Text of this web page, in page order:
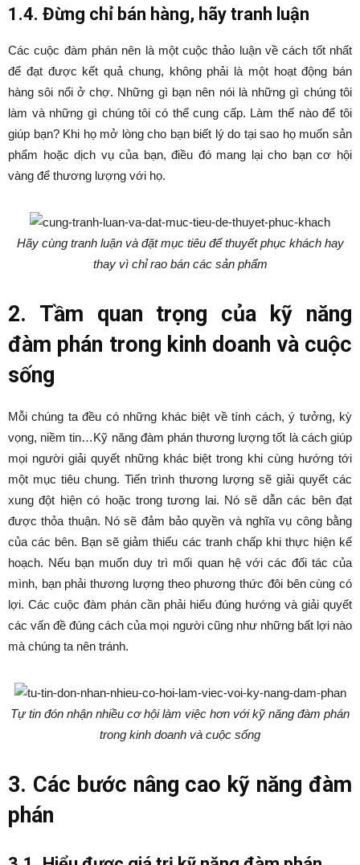
1.4. Đừng chỉ bán hàng, hãy tranh luận
Các cuộc đàm phán nên là một cuộc thảo luận về cách tốt nhất
để đạt được kết quả chung, không phải là một hoạt động bán
hàng sôi nổi ở chợ. Những gì bạn nên nói là những gì chúng tôi
làm và những gì chúng tôi có thể cung cấp. Làm thế nào để tôi
giúp bạn? Khi họ mở lòng cho bạn biết lý do tại sao họ muốn sản
phẩm hoặc dịch vụ của bạn, điều đó mang lại cho bạn cơ hội
vàng để thương lượng với họ.
Hãy cùng tranh luận và đặt mục tiêu để thuyết phục khách hay
thay vì chỉ rao bán các sản phẩm
2. Tầm quan trọng của kỹ năng
đàm phán trong kinh doanh và cuộc
sống
Mỗi chúng ta đều có những khác biệt về tính cách, ý tưởng, kỳ
vọng, niềm tin…Kỹ năng đàm phán thương lượng tốt là cách giúp
mọi người giải quyết những khác biệt trong khi cùng hướng tới
một mục tiêu chung. Tiến trình thương lượng sẽ giải quyết các
xung đột hiện có hoặc trong tương lai. Nó sẽ dẫn các bên đạt
được thỏa thuận. Nó sẽ đảm bảo quyền và nghĩa vụ công bằng
của các bên. Bạn sẽ giảm thiểu các tranh chấp khi thực hiện kế
hoạch. Nếu bạn muốn duy trì mối quan hệ với các đối tác của
mình, bạn phải thương lượng theo phương thức đôi bên cùng có
lợi. Các cuộc đàm phán cần phải hiểu đúng hướng và giải quyết
các vấn đề đúng cách của mọi người cũng như những bất lợi nào
mà chúng ta nên tránh.
Tự tin đón nhận nhiều cơ hội làm việc hơn với kỹ năng đàm phán
trong kinh doanh và cuộc sống
3. Các bước nâng cao kỹ năng đàm
phán